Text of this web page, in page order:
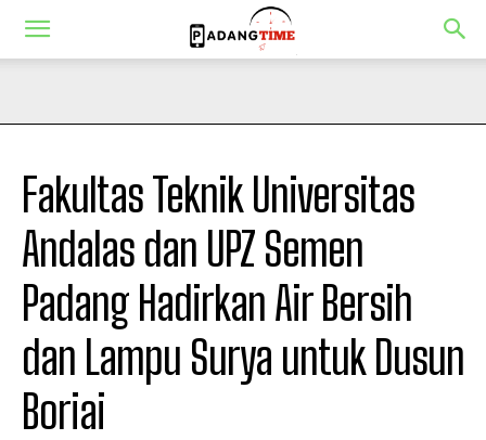
Fakultas Teknik Universitas
Andalas dan UPZ Semen
Padang Hadirkan Air Bersih
dan Lampu Surya untuk Dusun
Boriai